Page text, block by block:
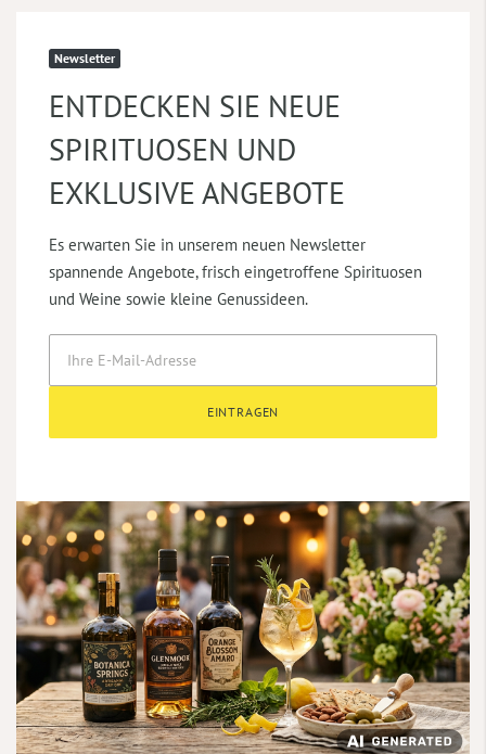
Newsletter
ENTDECKEN SIE NEUE
SPIRITUOSEN UND
EXKLUSIVE ANGEBOTE
Es erwarten Sie in unserem neuen Newsletter
spannende Angebote, frisch eingetroffene Spirituosen
und Weine sowie kleine Genussideen.
EINTRAGEN